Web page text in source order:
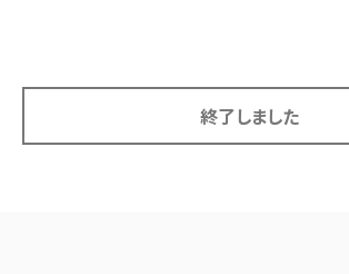
終了しました